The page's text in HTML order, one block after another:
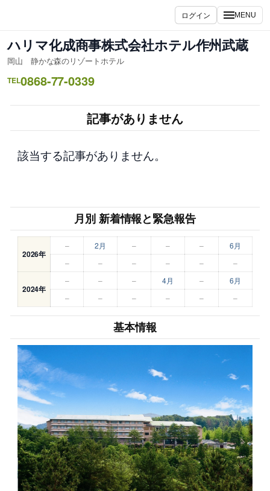
ス
キ
ッ
ログイン MENU
ハリマ化成商事株式会社ホテル作州武蔵
岡山 静かな森のリゾートホテル
TEL0868-77-0339
記事がありません
該当する記事がありません。
月別 新着情報と緊急報告
2026年
– 2月 – – –
6月
–
– – – – –
2024年
– – – 4月 –
6月
–
– – – – –
基本情報